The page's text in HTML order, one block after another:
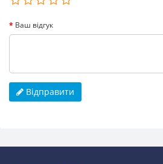
Ваш відгук
Відправити